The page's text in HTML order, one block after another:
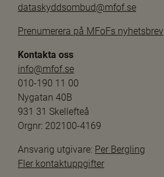
dataskyddsombud@mfof.se
Prenumerera på MFoFs nyhetsbrev
Kontakta oss
info@mfof.se
010-190 11 00
Nygatan 40B
931 31 Skellefteå
Orgnr: 202100-4169
Ansvarig utgivare: Per Bergling
Fler kontaktuppgifter